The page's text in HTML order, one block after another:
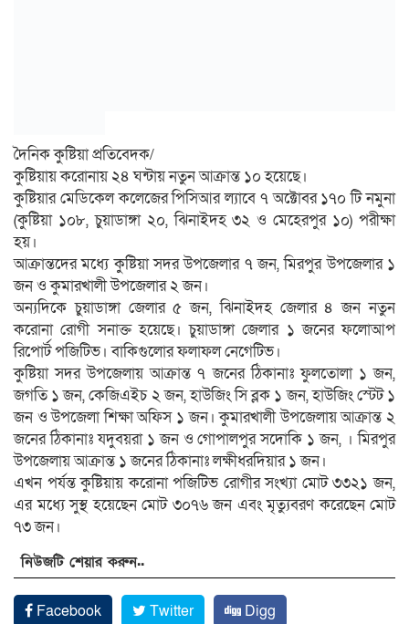
দৈনিক কুষ্টিয়া প্রতিবেদক/
কুষ্টিয়ায় করোনায় ২৪ ঘন্টায় নতুন আক্রান্ত ১০ হয়েছে।
কুষ্টিয়ার মেডিকেল কলেজের পিসিআর ল্যাবে ৭ অক্টোবর ১৭০ টি নমুনা
(কুষ্টিয়া ১০৮, চুয়াডাঙ্গা ২০, ঝিনাইদহ ৩২ ও মেহেরপুর ১০) পরীক্ষা
হয়।
আক্রান্তদের মধ্যে কুষ্টিয়া সদর উপজেলার ৭ জন, মিরপুর উপজেলার ১
জন ও কুমারখালী উপজেলার ২ জন।
অন্যদিকে চুয়াডাঙ্গা জেলার ৫ জন, ঝিনাইদহ জেলার ৪ জন নতুন
করোনা রোগী সনাক্ত হয়েছে। চুয়াডাঙ্গা জেলার ১ জনের ফলোআপ
রিপোর্ট পজিটিভ। বাকিগুলোর ফলাফল নেগেটিভ।
কুষ্টিয়া সদর উপজেলায় আক্রান্ত ৭ জনের ঠিকানাঃ ফুলতোলা ১ জন,
জগতি ১ জন, কেজিএইচ ২ জন, হাউজিং সি ব্লক ১ জন, হাউজিং স্টেট ১
জন ও উপজেলা শিক্ষা অফিস ১ জন। কুমারখালী উপজেলায় আক্রান্ত ২
জনের ঠিকানাঃ যদুবয়রা ১ জন ও গোপালপুর সদোকি ১ জন, । মিরপুর
উপজেলায় আক্রান্ত ১ জনের ঠিকানাঃ লক্ষীধরদিয়ার ১ জন।
এখন পর্যন্ত কুষ্টিয়ায় করোনা পজিটিভ রোগীর সংখ্যা মোট ৩৩২১ জন,
এর মধ্যে সুস্থ হয়েছেন মোট ৩০৭৬ জন এবং মৃত্যুবরণ করেছেন মোট
৭৩ জন।
নিউজটি শেয়ার করুন..
Facebook Twitter
Digg